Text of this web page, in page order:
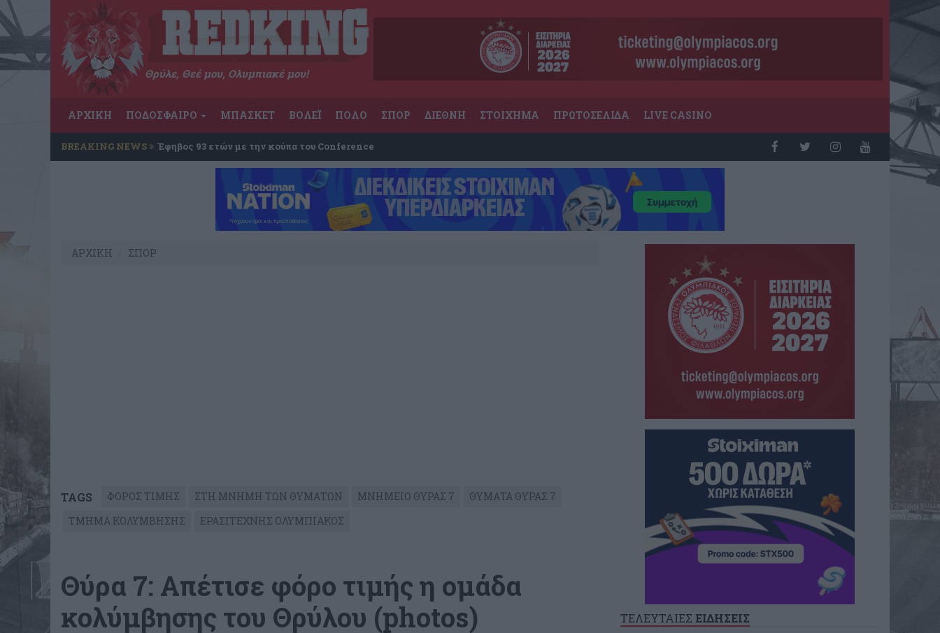
Θρύλε, Θεέ μου, Ολυμπιακέ μου!
ΑΡΧΙΚΗ ΠΟΔΟΣΦΑΙΡΟ ΜΠΑΣΚΕΤ ΒΟΛΕΪ ΠΟΛΟ ΣΠΟΡ ΔΙΕΘΝΗ ΣΤΟΙΧΗΜΑ ΠΡΩΤΟΣΕΛΙΔΑ LIVE CASINO
BREAKING NEWS Έφηβος 93 ετών με την κούπα του Conference
ΑΡΧΙΚΗ ΣΠΟΡ
TAGS ΦΟΡΟΣ ΤΙΜΗΣ ΣΤΗ ΜΝΗΜΗ ΤΩΝ ΘΥΜΑΤΩΝ ΜΝΗΜΕΙΟ ΘΥΡΑΣ 7
ΘΥΜΑΤΑ ΘΥΡΑΣ 7
ΤΜΗΜΑ ΚΟΛΥΜΒΗΣΗΣ
ΕΡΑΣΙΤΕΧΝΗΣ ΟΛΥΜΠΙΑΚΟΣ
Θύρα 7: Απέτισε φόρο τιμής η ομάδα
κολύμβησης του Θρύλου (photos)
ΤΕΛΕΥΤΑΙΕΣ ΕΙΔΗΣΕΙΣ